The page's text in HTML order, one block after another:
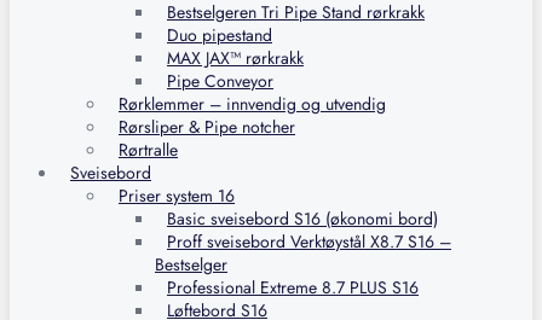
Bestselgeren Tri Pipe Stand rørkrakk
Duo pipestand
MAX JAX™ rørkrakk
Pipe Conveyor
Rørklemmer – innvendig og utvendig
Rørsliper & Pipe notcher
Rørtralle
Sveisebord
Priser system 16
Basic sveisebord S16 (økonomi bord)
Proff sveisebord Verktøystål X8.7 S16 –
Bestselger
Professional Extreme 8.7 PLUS S16
Løftebord S16